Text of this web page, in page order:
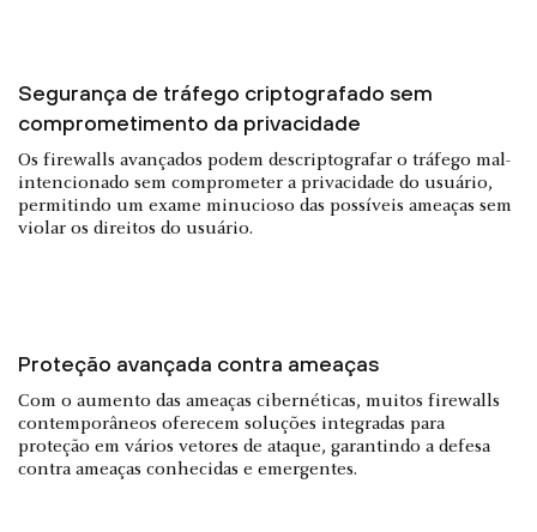
Segurança de tráfego criptografado sem
comprometimento da privacidade
Os firewalls avançados podem descriptografar o tráfego mal-
intencionado sem comprometer a privacidade do usuário,
permitindo um exame minucioso das possíveis ameaças sem
violar os direitos do usuário.
Proteção avançada contra ameaças
Com o aumento das ameaças cibernéticas, muitos firewalls
contemporâneos oferecem soluções integradas para
proteção em vários vetores de ataque, garantindo a defesa
contra ameaças conhecidas e emergentes.